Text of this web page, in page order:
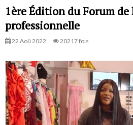
1ère Édition du Forum
professionnelle
22 Aoû 2022 20217 fois